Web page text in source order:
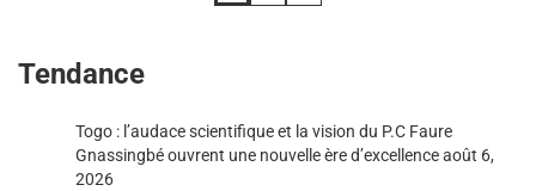
publications
Tendance
Togo : l’audace scientifique et la vision du P.C Faure
Gnassingbé ouvrent une nouvelle ère d’excellenceaoût 6,
2026